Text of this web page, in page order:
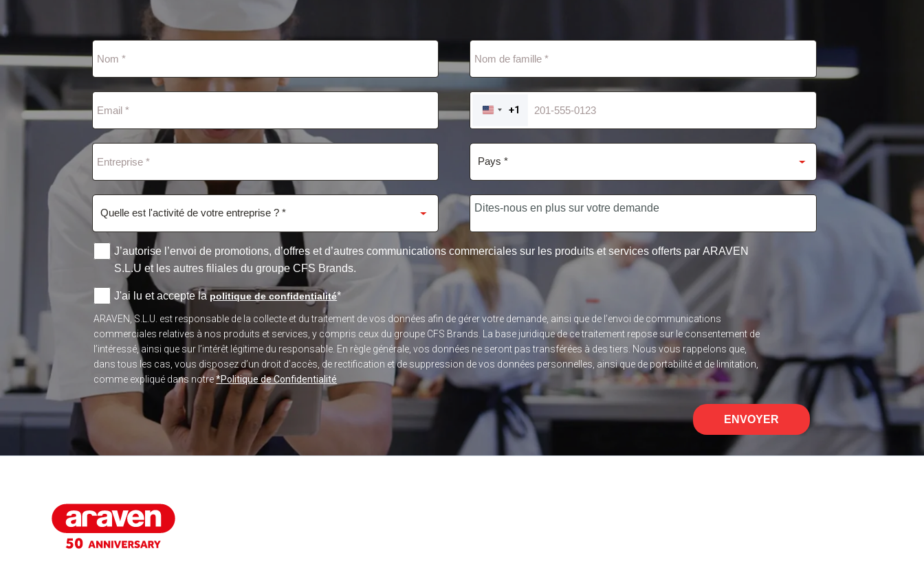
UNITED
STATES
+1
+1
J’autorise l’envoi de promotions, d’offres et d’autres communications commerciales sur les produits et services offerts par ARAVEN
S.L.U et les autres filiales du groupe CFS Brands.
J'ai lu et accepte la politique de confidentialité*
ARAVEN, S.L.U. est responsable de la collecte et du traitement de vos données afin de gérer votre demande, ainsi que de l’envoi de communications
commerciales relatives à nos produits et services, y compris ceux du groupe CFS Brands. La base juridique de ce traitement repose sur le consentement de
l’intéressé, ainsi que sur l’intérêt légitime du responsable. En règle générale, vos données ne seront pas transférées à des tiers. Nous vous rappelons que,
dans tous les cas, vous disposez d’un droit d’accès, de rectification et de suppression de vos données personnelles, ainsi que de portabilité et de limitation,
comme expliqué dans notre*Politique de Confidentialité
ENVOYER